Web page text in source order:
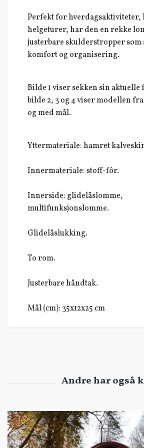
Perfekt for
helgeturer, har den en rekke
justerbare skulderstropper
komfort og organisering.
Bilde 1 viser sekken sin aktuelle
bilde 2, 3 og 4 viser modellen
og med mål.
Yttermateriale: hamret
Innermateriale: stoff-fôr.
Innerside: glidelåslomme,
multifunksjonslomme.
Glidelåslukking.
To rom.
Justerbare håndtak.
Mål (cm): 35x12x25 cm